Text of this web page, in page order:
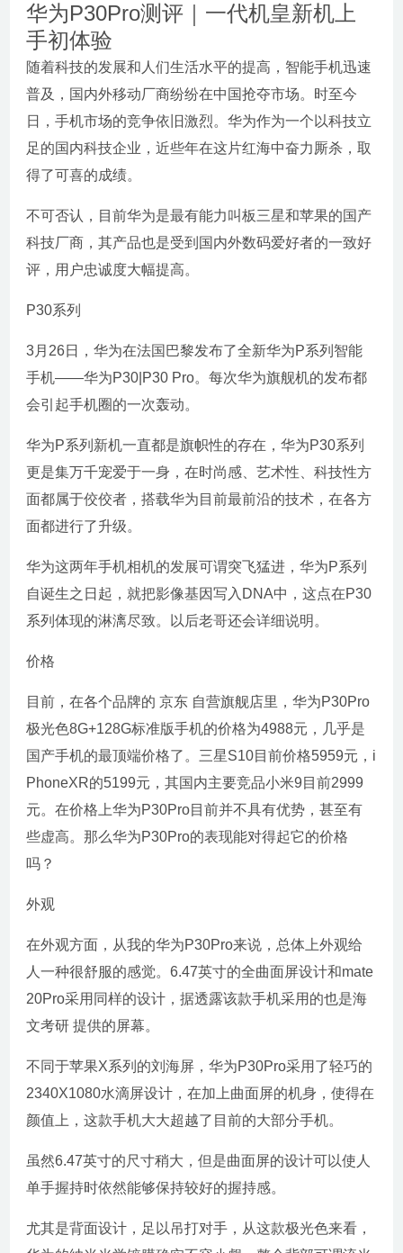
华为P30Pro测评｜一代机皇新机上
手初体验
随着科技的发展和人们生活水平的提高，智能手机迅速
普及，国内外移动厂商纷纷在中国抢夺市场。时至今
日，手机市场的竞争依旧激烈。华为作为一个以科技立
足的国内科技企业，近些年在这片红海中奋力厮杀，取
得了可喜的成绩。
不可否认，目前华为是最有能力叫板三星和苹果的国产
科技厂商，其产品也是受到国内外数码爱好者的一致好
评，用户忠诚度大幅提高。
P30系列
3月26日，华为在法国巴黎发布了全新华为P系列智能
手机——华为P30|P30 Pro。每次华为旗舰机的发布都
会引起手机圈的一次轰动。
华为P系列新机一直都是旗帜性的存在，华为P30系列
更是集万千宠爱于一身，在时尚感、艺术性、科技性方
面都属于佼佼者，搭载华为目前最前沿的技术，在各方
面都进行了升级。
华为这两年手机相机的发展可谓突飞猛进，华为P系列
自诞生之日起，就把影像基因写入DNA中，这点在P30
系列体现的淋漓尽致。以后老哥还会详细说明。
价格
目前，在各个品牌的 京东 自营旗舰店里，华为P30Pro
极光色8G+128G标准版手机的价格为4988元，几乎是
国产手机的最顶端价格了。三星S10目前价格5959元，i
PhoneXR的5199元，其国内主要竞品小米9目前2999
元。在价格上华为P30Pro目前并不具有优势，甚至有
些虚高。那么华为P30Pro的表现能对得起它的价格
吗？
外观
在外观方面，从我的华为P30Pro来说，总体上外观给
人一种很舒服的感觉。6.47英寸的全曲面屏设计和mate
20Pro采用同样的设计，据透露该款手机采用的也是海
文考研 提供的屏幕。
不同于苹果X系列的刘海屏，华为P30Pro采用了轻巧的
2340X1080水滴屏设计，在加上曲面屏的机身，使得在
颜值上，这款手机大大超越了目前的大部分手机。
虽然6.47英寸的尺寸稍大，但是曲面屏的设计可以使人
单手握持时依然能够保持较好的握持感。
尤其是背面设计，足以吊打对手，从这款极光色来看，